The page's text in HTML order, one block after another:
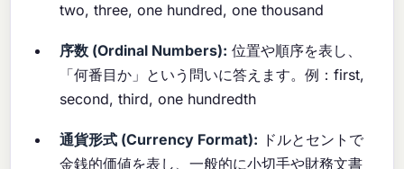
two, three, one hundred, one thousand
序数 (Ordinal Numbers): 位置や順序を表し、
「何番目か」という問いに答えます。例：first,
second, third, one hundredth
通貨形式 (Currency Format): ドルとセントで
金銭的価値を表し、一般的に小切手や財務文書